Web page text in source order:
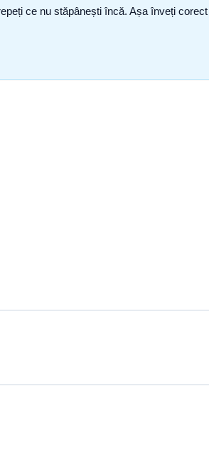
ce nu stăpânești încă. Așa înveți